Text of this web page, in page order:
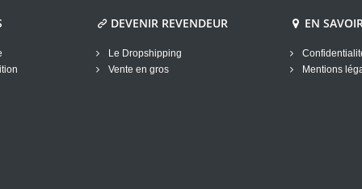
DEVENIR REVENDEUR
Le Dropshipping
Vente en gros
EN
Mentions